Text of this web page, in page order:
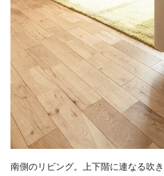
南側のリビング。上下階に連なる吹